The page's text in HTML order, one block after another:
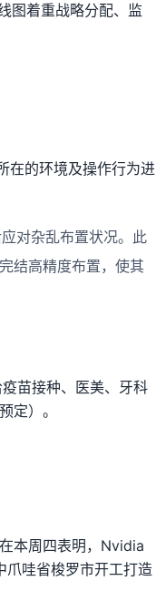
图着重战略分配、监
在的环境及操作行为进
对杂乱布置状况。此
结高精度布置，使其
苗接种、医美、牙科
定）。
本周四表明，Nvidia
哇省梭罗市开工打造